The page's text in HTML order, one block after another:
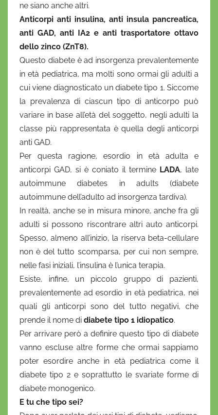
ne siano anche altri.
Anticorpi anti insulina, anti insula pancreatica,
anti GAD, anti IA2 e anti trasportatore ottavo
dello zinco (ZnT8).
Questo diabete è ad insorgenza prevalentemente
in età pediatrica, ma molti sono ormai gli adulti a
cui viene diagnosticato un diabete tipo 1. Siccome
la prevalenza di ciascun tipo di anticorpo può
variare in base all’età del soggetto, negli adulti la
classe più rappresentata è quella degli anticorpi
anti GAD.
Per questa ragione, esordio in età adulta e
anticorpi GAD, si è coniato il termine LADA, late
autoimmune diabetes in adults (diabete
autoimmune dell’adulto ad insorgenza tardiva).
In realtà, anche se in misura minore, anche fra gli
adulti si possono riscontrare altri auto anticorpi.
Spesso, almeno all’inizio, la riserva beta-cellulare
non è del tutto scomparsa, per cui non sempre,
nelle fasi iniziali, l’insulina è l’unica terapia.
Esiste, infine, un piccolo gruppo di pazienti,
prevalentemente ad esordio in età pediatrica, nei
quali gli anticorpi sono del tutto negativi, che
prende il nome di diabete tipo 1 idiopatico.
Per arrivare però a definire questo tipo di diabete
vanno escluse altre forme che ormai sappiamo
poter esordire anche in età pediatrica come il
diabete tipo 2 e soprattutto le svariate forme di
diabete monogenico.
E tu che tipo sei?